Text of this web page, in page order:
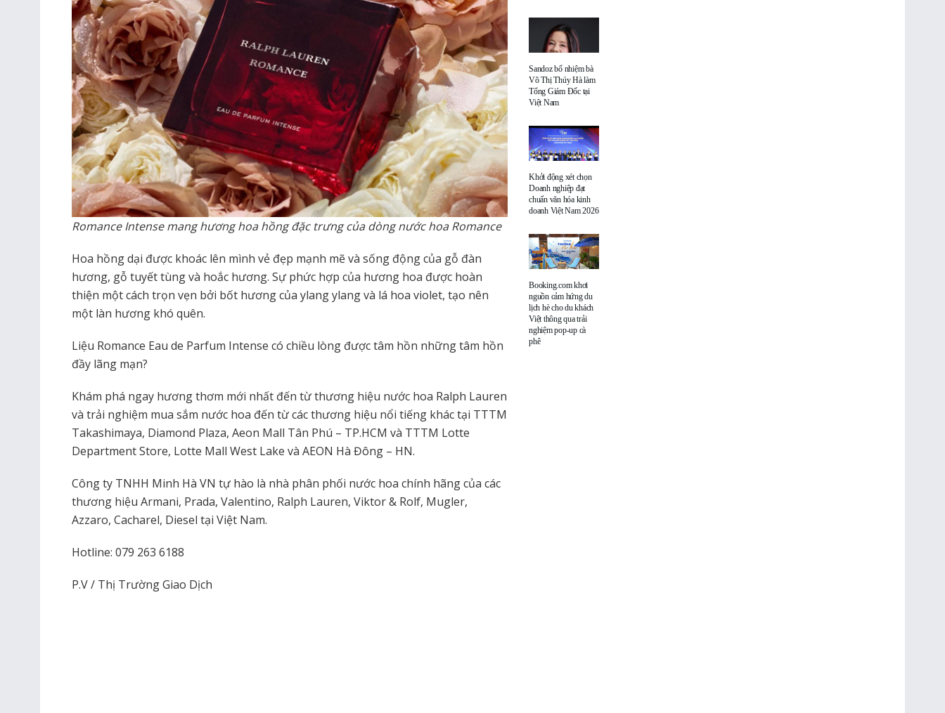
Romance Intense mang hương hoa hồng đặc trưng của dòng nước hoa Romance
Hoa hồng dại được khoác lên mình vẻ đẹp mạnh mẽ và sống động của gỗ đàn
hương, gỗ tuyết tùng và hoắc hương. Sự phức hợp của hương hoa được hoàn
thiện một cách trọn vẹn bởi bốt hương của ylang ylang và lá hoa violet, tạo nên
một làn hương khó quên.
Liệu Romance Eau de Parfum Intense có chiều lòng được tâm hồn những tâm hồn
đầy lãng mạn?
Khám phá ngay hương thơm mới nhất đến từ thương hiệu nước hoa Ralph Lauren
và trải nghiệm mua sắm nước hoa đến từ các thương hiệu nổi tiếng khác tại TTTM
Takashimaya, Diamond Plaza, Aeon Mall Tân Phú – TP.HCM và TTTM Lotte
Department Store, Lotte Mall West Lake và AEON Hà Đông – HN.
Công ty TNHH Minh Hà VN tự hào là nhà phân phối nước hoa chính hãng của các
thương hiệu Armani, Prada, Valentino, Ralph Lauren, Viktor & Rolf, Mugler,
Azzaro, Cacharel, Diesel tại Việt Nam.
Hotline: 079 263 6188
P.V / Thị Trường Giao Dịch
Sandoz bổ nhiệm bà
Võ Thị Thúy Hà làm
Tổng Giám Đốc tại
Việt Nam
Khởi động xét chọn
Doanh nghiệp đạt
chuẩn văn hóa kinh
doanh Việt Nam 2026
Booking.com khơi
nguồn cảm hứng du
lịch hè cho du khách
Việt thông qua trải
nghiệm pop-up cà
phê